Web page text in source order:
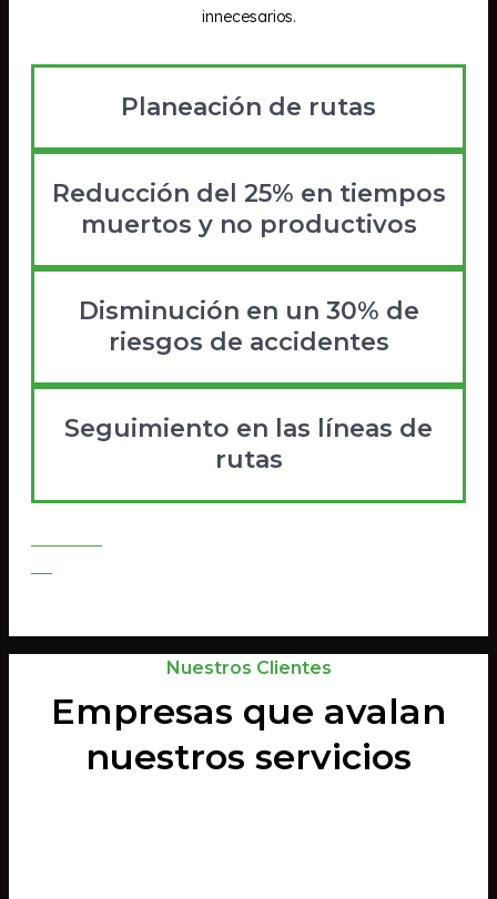
innecesarios.
Planeación de rutas
Reducción del 25% en tiempos
muertos y no productivos
Disminución en un 30% de
riesgos de accidentes
Seguimiento en las líneas de
rutas
Nuestros Clientes
Empresas que avalan
nuestros servicios